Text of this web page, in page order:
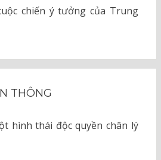
chiến ý tưởng của Trung
THÔNG
hình thái độc quyền chân lý